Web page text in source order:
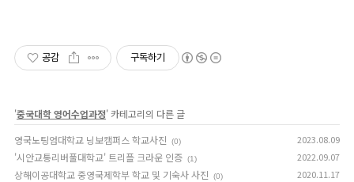
공감 구독하기
'중국대학 영어수업과정' 카테고리의 다른 글
영국노팅엄대학교 닝보캠퍼스 학교사진
(0) 2023.08.09
'시안교통리버풀대학교' 트리플 크라운 인증 (1) 2022.09.07
상해이공대학교 중영국제학부 학교 및 기숙사 사진 (0) 2020.11.17